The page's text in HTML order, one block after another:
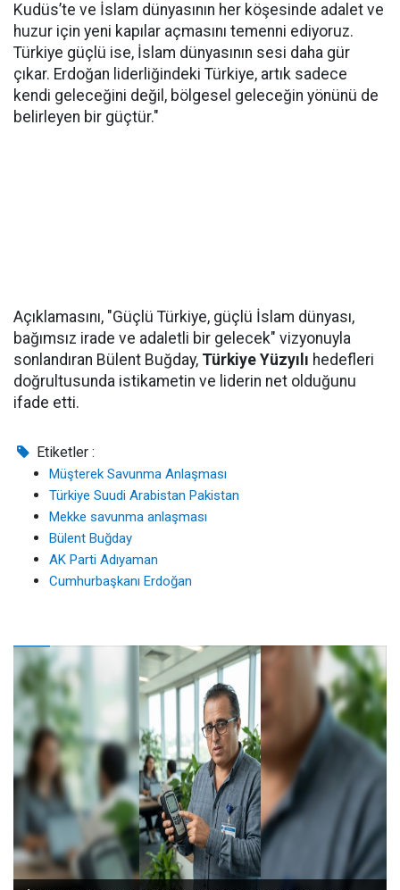
Kudüs’te ve İslam dünyasının her köşesinde adalet ve
huzur için yeni kapılar açmasını temenni ediyoruz.
Türkiye güçlü ise, İslam dünyasının sesi daha gür
çıkar. Erdoğan liderliğindeki Türkiye, artık sadece
kendi geleceğini değil, bölgesel geleceğin yönünü de
belirleyen bir güçtür."
Açıklamasını, "Güçlü Türkiye, güçlü İslam dünyası,
bağımsız irade ve adaletli bir gelecek" vizyonuyla
sonlandıran Bülent Buğday, Türkiye Yüzyılı hedefleri
doğrultusunda istikametin ve liderin net olduğunu
ifade etti.
Etiketler :
Müşterek Savunma Anlaşması
Türkiye Suudi Arabistan Pakistan
Mekke savunma anlaşması
Bülent Buğday
AK Parti Adıyaman
Cumhurbaşkanı Erdoğan